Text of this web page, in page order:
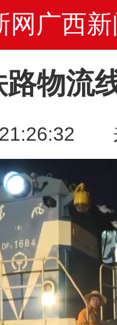
网广西新
物流
21:26:32